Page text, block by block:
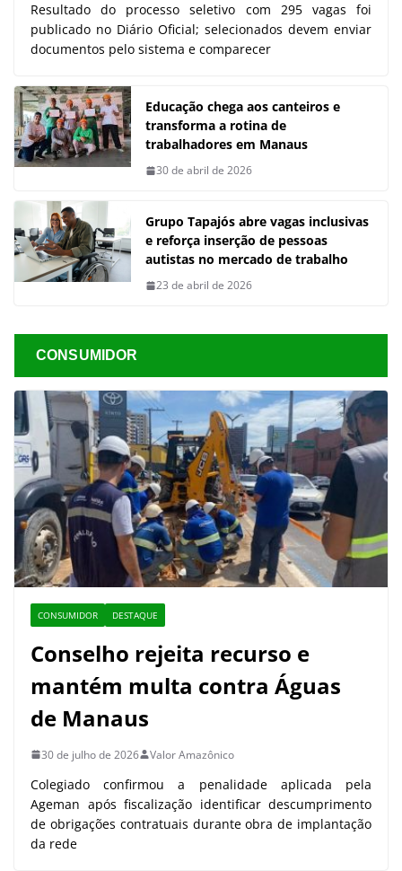
Resultado do processo seletivo com 295 vagas foi
publicado no Diário Oficial; selecionados devem enviar
documentos pelo sistema e comparecer
Educação chega aos canteiros e
transforma a rotina de
trabalhadores em Manaus
30 de abril de 2026
Grupo Tapajós abre vagas inclusivas
e reforça inserção de pessoas
autistas no mercado de trabalho
23 de abril de 2026
CONSUMIDOR
CONSUMIDOR DESTAQUE
Conselho rejeita recurso e
mantém multa contra Águas
de Manaus
30 de julho de 2026 Valor Amazônico
Colegiado confirmou a penalidade aplicada pela
Ageman após fiscalização identificar descumprimento
de obrigações contratuais durante obra de implantação
da rede